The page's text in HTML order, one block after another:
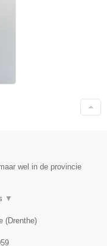
wel in de provincie
▼
(Drenthe)